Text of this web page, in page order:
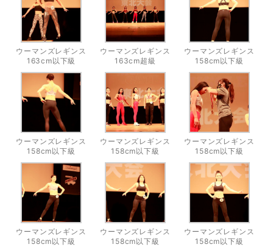
ウーマンズレギンス
163cm以下級
ウーマンズレギンス
163cm超級
ウーマンズレギンス
158cm以下級
ウーマンズレギンス
158cm以下級
ウーマンズレギンス
158cm以下級
ウーマンズレギンス
158cm以下級
ウーマンズレギンス
158cm以下級
ウーマンズレギンス
158cm以下級
ウーマンズレギンス
158cm以下級